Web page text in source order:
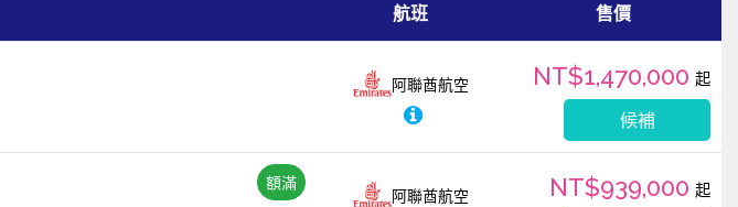
航班 售價
阿聯酋航空 NT$1,470,000 起
候補
額滿
阿聯酋航空 NT$939,000 起